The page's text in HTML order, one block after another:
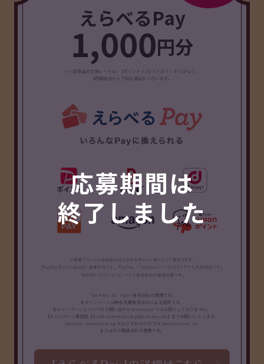
応募期間は
終了しました
えらべるPay
1,000円分
※一部賞品の交換レートは、1ポイント＝1ギフトポイントではなく、
1円相当分から下回る場合がございます。
「au PAY」は、KDDI 株式会社の商標です。
本キャンペーンは森永乳業株式会社による提供です。
本キャンペーンについてのお問い合わせは Amazon ではお受けしておりません。
【キャンペーン事務局【kraft-camembert6p@precam.com】までお願いいたします。
Amazon、Amazon.co.jp およびそれらのロゴは Amazon.com, Inc.
またはその関連会社の商標です。